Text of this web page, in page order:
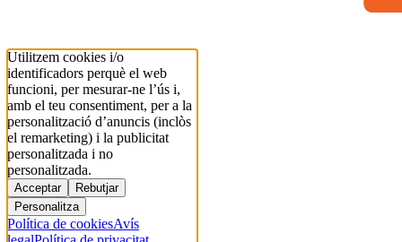
Utilitzem cookies i/o
identificadors perquè el web
funcioni, per mesurar-ne l’ús i,
amb el teu consentiment, per a la
personalització d’anuncis (inclòs
el remarketing) i la publicitat
personalitzada i no
personalitzada.
Acceptar
Rebutjar
Personalitza
Política de cookiesAvís